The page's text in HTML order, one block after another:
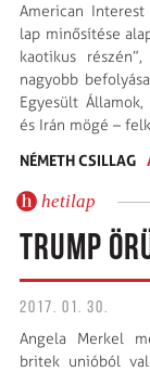
American
lap minősítése
kaotikus
nagyobb
Egyesült Államok,
és Irán mögé –
NÉMETH CSILLAG
hetilap
TRUMP
2017. 01. 30.
Angela Merkel
britek unióból